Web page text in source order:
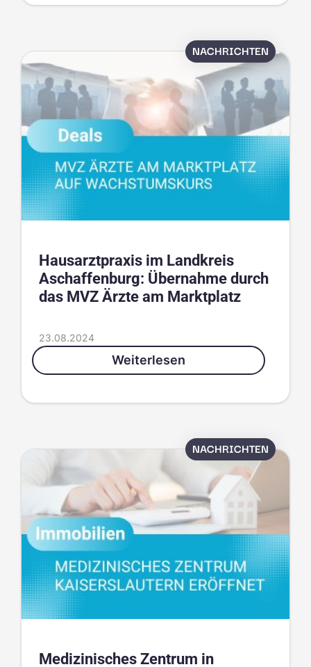
NACHRICHTEN
Hausarztpraxis im Landkreis
Aschaffenburg: Übernahme durch
das MVZ Ärzte am Marktplatz
23.08.2024
Weiterlesen
NACHRICHTEN
Medizinisches Zentrum in